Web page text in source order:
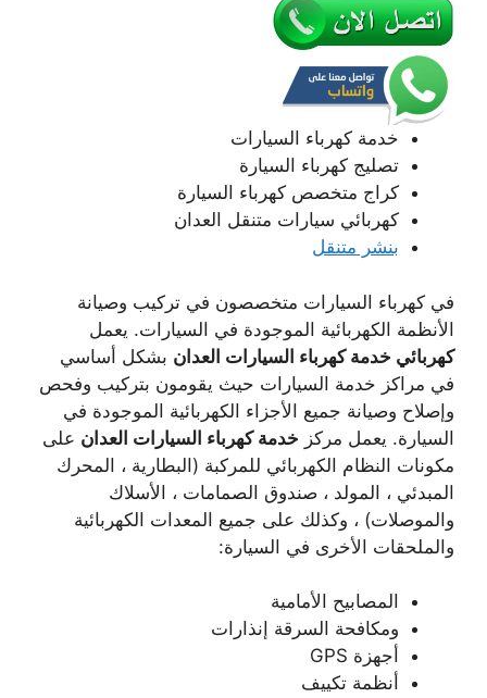
خدمة كهرباء السيارات
تصليج كهرباء السيارة
كراج متخصص كهرباء السيارة
كهربائي سيارات متنقل العدان
بنشر متنقل
في كهرباء السيارات متخصصون في تركيب وصيانة
الأنظمة الكهربائية الموجودة في السيارات. يعمل
كهربائي خدمة كهرباء السيارات العدان بشكل أساسي
في مراكز خدمة السيارات حيث يقومون بتركيب وفحص
وإصلاح وصيانة جميع الأجزاء الكهربائية الموجودة في
السيارة. يعمل مركز خدمة كهرباء السيارات العدان على
مكونات النظام الكهربائي للمركبة (البطارية ، المحرك
المبدئي ، المولد ، صندوق الصمامات ، الأسلاك
والموصلات) ، وكذلك على جميع المعدات الكهربائية
والملحقات الأخرى في السيارة:
المصابيح الأمامية
ومكافحة السرقة إنذارات
أجهزة GPS
أنظمة تكييف